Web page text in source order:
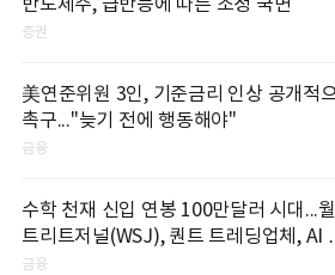
증권
美연준위원 3인, 기준금리 인상 공개적
촉구..."늦기 전에 행동해야"
금융
수학 천재 신입 연봉 100만달러 시대...
트리트저널(WSJ), 퀀트 트레딩업체, AI
업들 인재 확보 경쟁
금융